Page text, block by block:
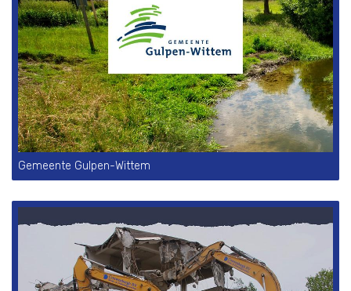
Gemeente Gulpen-Wittem